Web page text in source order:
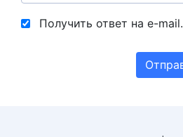
Получить ответ на e-mail.